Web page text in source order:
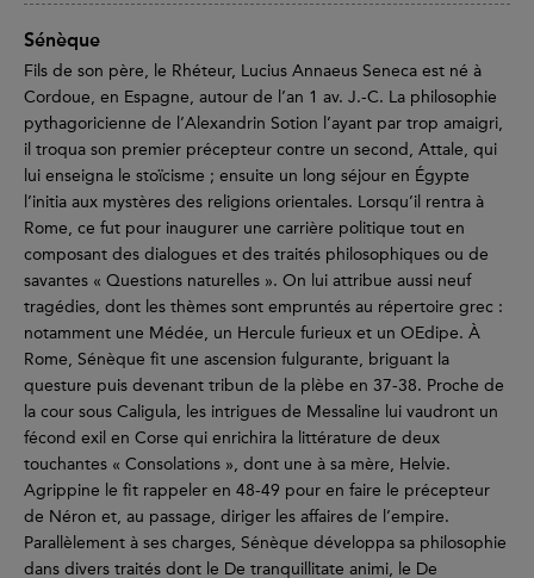
Sénèque
Fils de son père, le Rhéteur, Lucius Annaeus Seneca est né à
Cordoue, en Espagne, autour de l’an 1 av. J.-C. La philosophie
pythagoricienne de l’Alexandrin Sotion l’ayant par trop amaigri,
il troqua son premier précepteur contre un second, Attale, qui
lui enseigna le stoïcisme ; ensuite un long séjour en Égypte
l’initia aux mystères des religions orientales. Lorsqu’il rentra à
Rome, ce fut pour inaugurer une carrière politique tout en
composant des dialogues et des traités philosophiques ou de
savantes « Questions naturelles ». On lui attribue aussi neuf
tragédies, dont les thèmes sont empruntés au répertoire grec :
notamment une Médée, un Hercule furieux et un OEdipe. À
Rome, Sénèque fit une ascension fulgurante, briguant la
questure puis devenant tribun de la plèbe en 37-38. Proche de
la cour sous Caligula, les intrigues de Messaline lui vaudront un
fécond exil en Corse qui enrichira la littérature de deux
touchantes « Consolations », dont une à sa mère, Helvie.
Agrippine le fit rappeler en 48-49 pour en faire le précepteur
de Néron et, au passage, diriger les affaires de l’empire.
Parallèlement à ses charges, Sénèque développa sa philosophie
dans divers traités dont le De tranquillitate animi, le De